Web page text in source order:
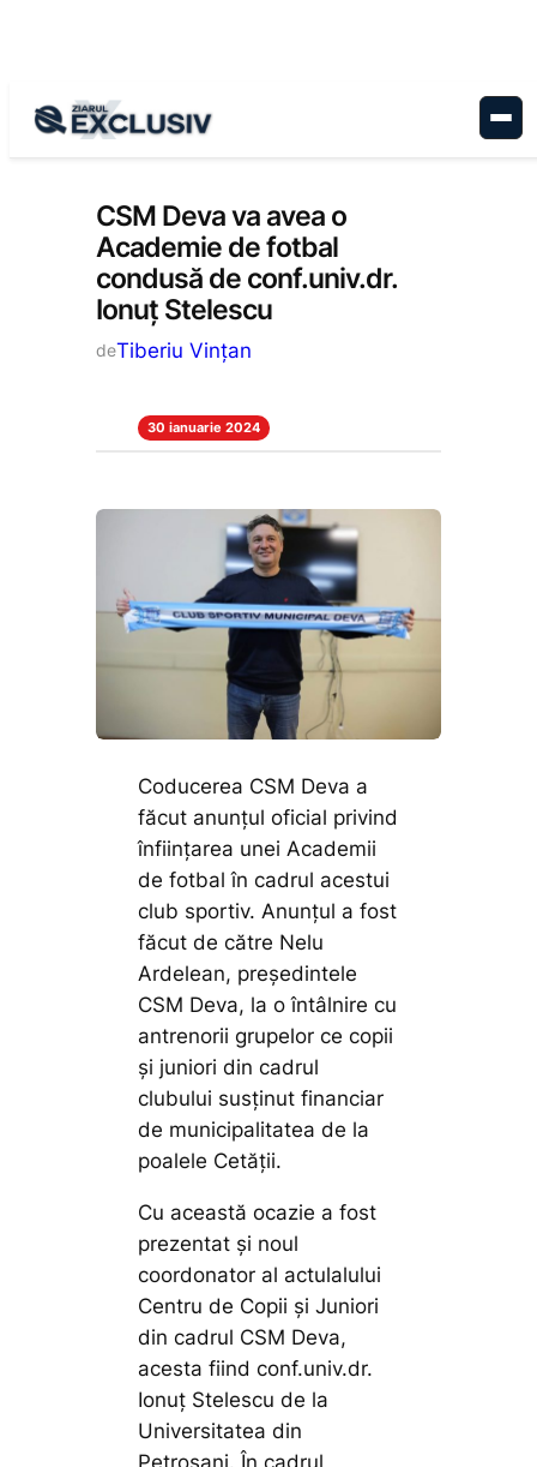
Stiri la zi
CSM Deva va avea o
Academie de fotbal
condusă de conf.univ.dr.
Ionuț Stelescu
deTiberiu Vințan
30 ianuarie 2024
Coducerea CSM Deva a
făcut anunțul oficial privind
înființarea unei Academii
de fotbal în cadrul acestui
club sportiv. Anunțul a fost
făcut de către Nelu
Ardelean, președintele
CSM Deva, la o întâlnire cu
antrenorii grupelor ce copii
și juniori din cadrul
clubului susținut financiar
de municipalitatea de la
poalele Cetății.
Cu această ocazie a fost
prezentat și noul
coordonator al actulalului
Centru de Copii și Juniori
din cadrul CSM Deva,
acesta fiind conf.univ.dr.
Ionuț Stelescu de la
Universitatea din
Petroșani. În cadrul